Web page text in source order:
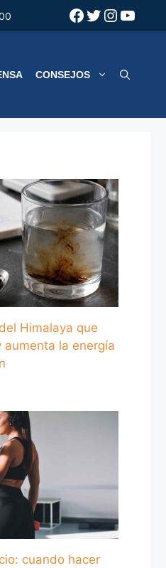
Facebook
Twitter
CONSEJOS
Himalaya que
la energía
cuando hacer